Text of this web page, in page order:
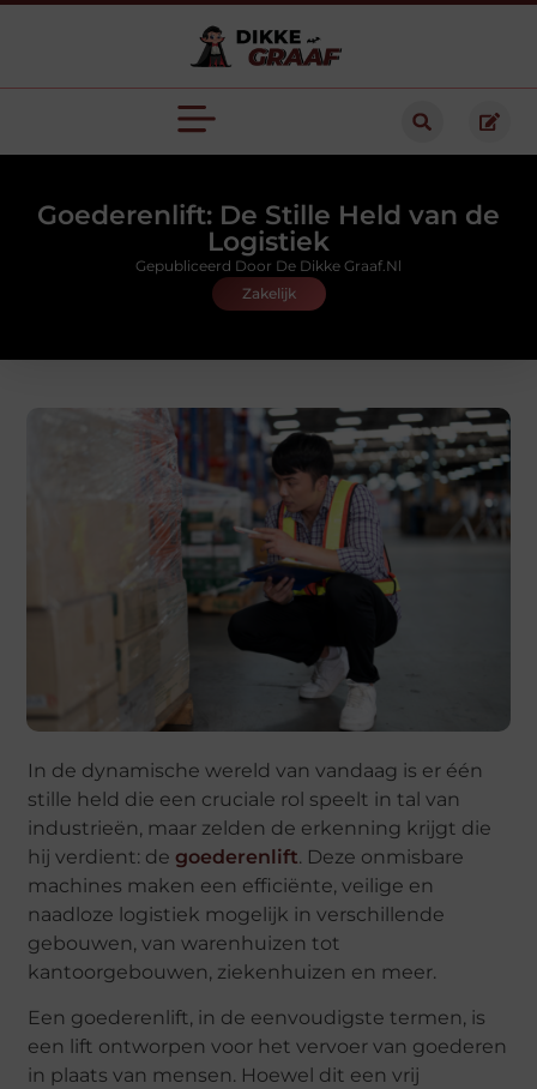
Goederenlift: De Stille Held van de
Logistiek
Zakelijk
Gepubliceerd Door De Dikke Graaf.nl
In de dynamische wereld van vandaag is er één
stille held die een cruciale rol speelt in tal van
industrieën, maar zelden de erkenning krijgt die
hij verdient: degoederenlift. Deze onmisbare
machines maken een efficiënte, veilige en
naadloze logistiek mogelijk in verschillende
gebouwen, van warenhuizen tot
kantoorgebouwen, ziekenhuizen en meer.
Een goederenlift, in de eenvoudigste termen, is
een lift ontworpen voor het vervoer van goederen
in plaats van mensen. Hoewel dit een vrij